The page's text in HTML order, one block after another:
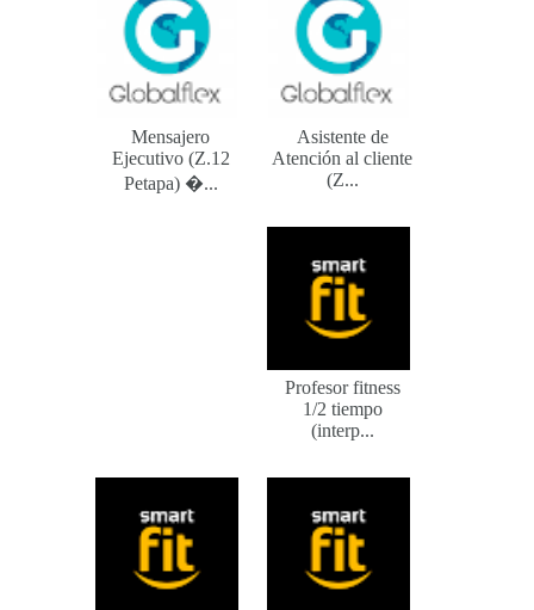
Mensajero
Ejecutivo (Z.12
Petapa) ...
Asistente de
Atención al cliente
(Z...
Profesor fitness
1/2 tiempo
(interp...